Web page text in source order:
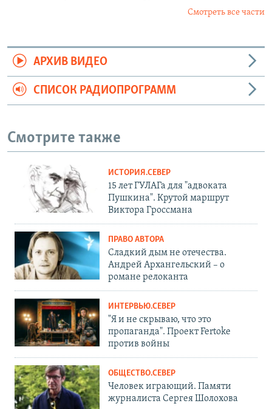
Смотреть все части
АРХИВ ВИДЕО
СПИСОК РАДИОПРОГРАММ
Смотрите также
ИСТОРИЯ.СЕВЕР
15 лет ГУЛАГа для "адвоката
Пушкина". Крутой маршрут
Виктора Гроссмана
ПРАВО АВТОРА
Сладкий дым не отечества.
Андрей Архангельский – о
романе релоканта
ИНТЕРВЬЮ.СЕВЕР
"Я и не скрываю, что это
пропаганда". Проект Fertoke
против войны
ОБЩЕСТВО.СЕВЕР
Человек играющий. Памяти
журналиста Сергея Шолохова